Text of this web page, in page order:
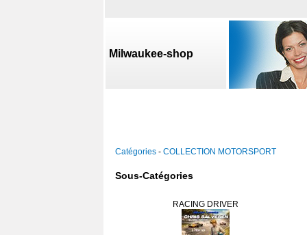
Milwaukee-shop
Catégories- COLLECTION MOTORSPORT
Sous-Catégories
RACING DRIVER